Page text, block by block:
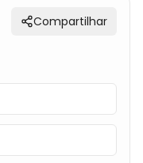
Compartilhar